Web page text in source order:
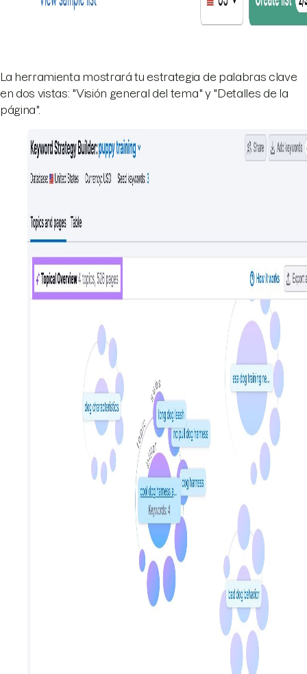
La herramienta mostrará tu estrategia de palabras clave
en dos vistas: "Visión general del tema" y "Detalles de la
página".